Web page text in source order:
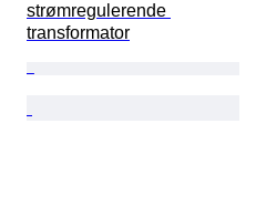
strømregulerende
transformator